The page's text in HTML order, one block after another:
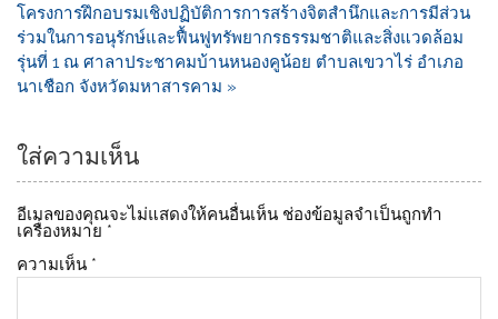
โครงการฝึกอบรมเชิงปฏิบัติการการสร้างจิตสำนึกและการมีส่วน
ร่วมในการอนุรักษ์และฟื้นฟูทรัพยากรธรรมชาติและสิ่งแวดล้อม
รุ่นที่ 1 ณ ศาลาประชาคมบ้านหนองคูน้อย ตำบลเขวาไร่ อำเภอ
นาเชือก จังหวัดมหาสารคาม »
ใส่ความเห็น
อีเมลของคุณจะไม่แสดงให้คนอื่นเห็น ช่องข้อมูลจำเป็นถูกทำ
เครื่องหมาย *
ความเห็น *